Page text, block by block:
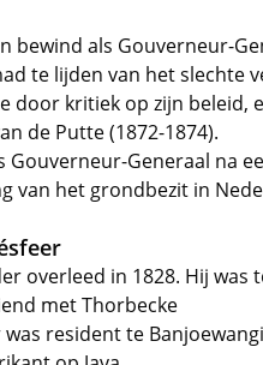
bewind als Gouverneur-
te lijden van het slechte
door kritiek op zijn beleid,
de Putte (1872-1874).
Gouverneur-Generaal na
van het grondbezit in
overleed in 1828. Hij was
met Thorbecke
resident te